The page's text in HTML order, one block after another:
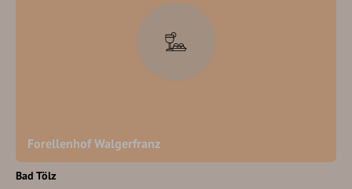
Forellenhof Walgerfranz
Bad Tölz